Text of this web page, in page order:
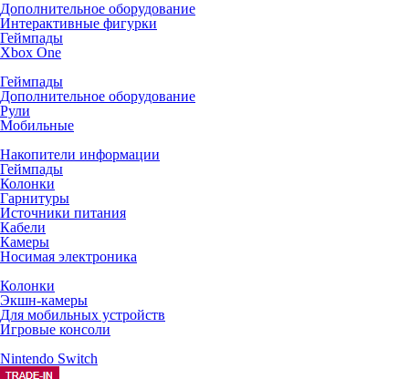
Дополнительное оборудование
Интерактивные фигурки
Геймпады
Xbox One
Геймпады
Дополнительное оборудование
Рули
Мобильные
Накопители информации
Геймпады
Колонки
Гарнитуры
Источники питания
Кабели
Камеры
Носимая электроника
Колонки
Экшн-камеры
Для мобильных устройств
Игровые консоли
Nintendo Switch